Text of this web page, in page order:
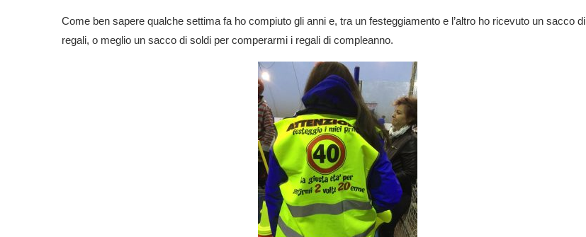
Come ben sapere qualche settima fa ho compiuto gli anni e, tra un festeggiamento e l’altro ho ricevuto un sacco di
regali, o meglio un sacco di soldi per comperarmi i regali di compleanno.